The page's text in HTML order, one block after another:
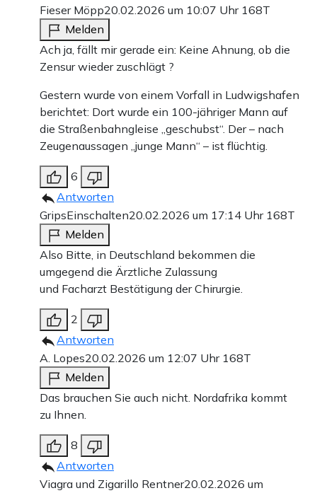
Fieser Möpp20.02.2026 um 10:07 Uhr 168T
Melden
Ach ja, fällt mir gerade ein: Keine Ahnung, ob die
Zensur wieder zuschlägt ?
Gestern wurde von einem Vorfall in Ludwigshafen
berichtet: Dort wurde ein 100-jähriger Mann auf
die Straßenbahngleise „geschubst“. Der – nach
Zeugenaussagen „junge Mann“ – ist flüchtig.
6
Antworten
GripsEinschalten20.02.2026 um 17:14 Uhr 168T
Melden
Also Bitte, in Deutschland bekommen die
umgegend die Ärztliche Zulassung
und Facharzt Bestätigung der Chirurgie.
2
Antworten
A. Lopes20.02.2026 um 12:07 Uhr 168T
Melden
Das brauchen Sie auch nicht. Nordafrika kommt
zu Ihnen.
8
Antworten
Viagra und Zigarillo Rentner20.02.2026 um